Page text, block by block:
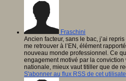
Fraschini
Ancien facteur, sans le bac, j’ai
me retrouver à l’EN, élément
nouveau monde professionnel. Ce
engagement motivé par la conviction
nationale, mieux vaut titiller que de
S'abonner au flux RSS de cet